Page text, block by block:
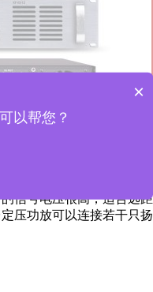
很小，一般为58欧姆，不
信号电压很高，适合远距
压功放可以连接若干只扬
×
以帮您？